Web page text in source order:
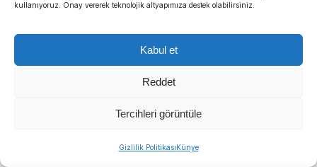
kullanıyoruz. Onay vererek teknolojik altyapımıza destek olabilirsiniz.
Kabul et
Reddet
Tercihleri görüntüle
Gizlilik PolitikasıKünye